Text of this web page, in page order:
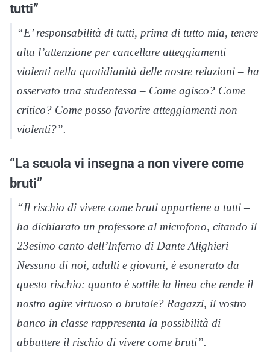
tutti”
“E’ responsabilità di tutti, prima di tutto mia, tenere
alta l’attenzione per cancellare atteggiamenti
violenti nella quotidianità delle nostre relazioni – ha
osservato una studentessa – Come agisco? Come
critico? Come posso favorire atteggiamenti non
violenti?”.
“La scuola vi insegna a non vivere come
bruti”
“Il rischio di vivere come bruti appartiene a tutti –
ha dichiarato un professore al microfono, citando il
23esimo canto dell’Inferno di Dante Alighieri –
Nessuno di noi, adulti e giovani, è esonerato da
questo rischio: quanto è sottile la linea che rende il
nostro agire virtuoso o brutale? Ragazzi, il vostro
banco in classe rappresenta la possibilità di
abbattere il rischio di vivere come bruti”.